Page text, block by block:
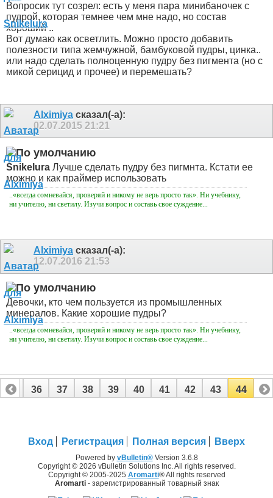
Вопросик тут созрел: есть у меня пара минибаночек с
пудрой, которая темнее чем мне надо, но состав
хороший ..
Вот думаю как осветлить. Можно просто добавить
полезности типа жемчужной, бамбуковой пудры, цинка..
или надо сделать полноценную пудру без пигмента (но с
микой серицид и прочее) и перемешать?
Alximiya сказал(-а):
02.07.2015 21:21
Snikelura Лучше сделать пудру без пигмнта. Кстати ее
можно и как праймер использовать
..«всегда сомневайся, проверяй и никому не верь просто так». Ни учебнику,
ни учителю, ни светилу. Изучи вопрос и составь свое суждение...
Alximiya сказал(-а):
12.07.2016 21:53
Девочки, кто чем пользуется из промышленных
минералов. Какие хорошие пудры?
..«всегда сомневайся, проверяй и никому не верь просто так». Ни учебнику,
ни учителю, ни светилу. Изучи вопрос и составь свое суждение...
35 36 37 38 39 40 41 42 43 44
Вход Регистрация Полная версия Вверх
Powered by vBulletin®Version 3.6.8
Copyright © 2026 vBulletin Solutions Inc. All rights reserved.
Copyright © 2005-2025 Aromarti® All rights reserved
Aromarti- зарегистрированный товарный знак